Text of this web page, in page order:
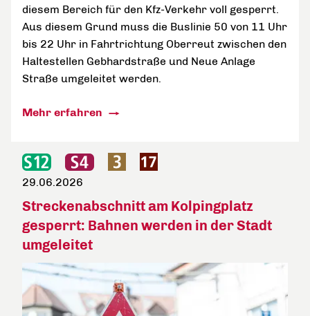
diesem Bereich für den Kfz-Verkehr voll gesperrt.
Aus diesem Grund muss die Buslinie 50 von 11 Uhr
bis 22 Uhr in Fahrtrichtung Oberreut zwischen den
Haltestellen Gebhardstraße und Neue Anlage
Straße umgeleitet werden.
Mehr erfahren
29.06.2026
Streckenabschnitt am Kolpingplatz
gesperrt: Bahnen werden in der Stadt
umgeleitet